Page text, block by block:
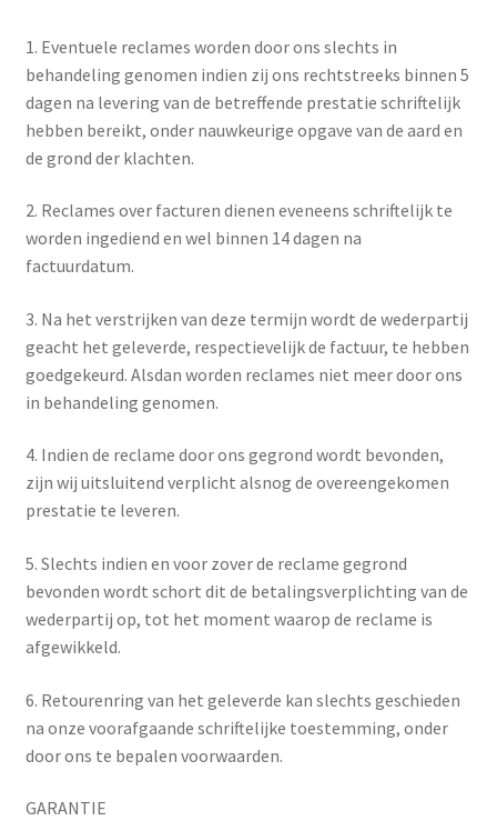
1. Eventuele reclames worden door ons slechts in
behandeling genomen indien zij ons rechtstreeks binnen 5
dagen na levering van de betreffende prestatie schriftelijk
hebben bereikt, onder nauwkeurige opgave van de aard en
de grond der klachten.
2. Reclames over facturen dienen eveneens schriftelijk te
worden ingediend en wel binnen 14 dagen na
factuurdatum.
3. Na het verstrijken van deze termijn wordt de wederpartij
geacht het geleverde, respectievelijk de factuur, te hebben
goedgekeurd. Alsdan worden reclames niet meer door ons
in behandeling genomen.
4. Indien de reclame door ons gegrond wordt bevonden,
zijn wij uitsluitend verplicht alsnog de overeengekomen
prestatie te leveren.
5. Slechts indien en voor zover de reclame gegrond
bevonden wordt schort dit de betalingsverplichting van de
wederpartij op, tot het moment waarop de reclame is
afgewikkeld.
6. Retourenring van het geleverde kan slechts geschieden
na onze voorafgaande schriftelijke toestemming, onder
door ons te bepalen voorwaarden.
GARANTIE